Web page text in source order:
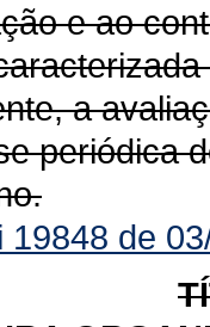
e ao
a
periódica
de